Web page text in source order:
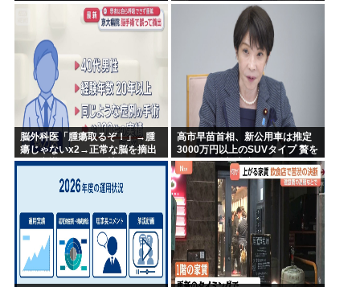
脳外科医「腫瘍取るぞ！」→腫
瘍じゃないx2→正常な脳を摘出
され意識はあるのに植物人間に
高市早苗首相、新公用車は推定
3000万円以上のSUVタイプ 贅を
尽くした後部座席でたばこを吸
うのが至福の時間か どんどん延
びる乗車時間